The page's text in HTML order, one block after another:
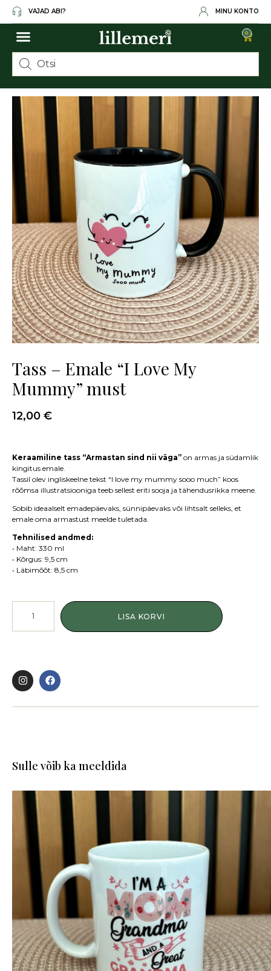
VAJAD ABI? MINU KONTO
0
Tass – Emale “I Love My
Mummy” must
12,00 €
Keraamiline tass “Armastan sind nii väga” on armas ja südamlik
kingitus emale.
Tassil olev ingliskeelne tekst “I love my mummy sooo much” koos
rõõmsa illustratsiooniga teeb sellest eriti sooja ja tähendusrikka meene.
Sobib ideaalselt emadepäevaks, sünnipäevaks või lihtsalt selleks, et
emale oma armastust meelde tuletada.
Tehnilised andmed:
• Maht: 330 ml
• Kõrgus: 9,5 cm
• Läbimõõt: 8,5 cm
LISA KORVI
Sulle võib ka meeldida